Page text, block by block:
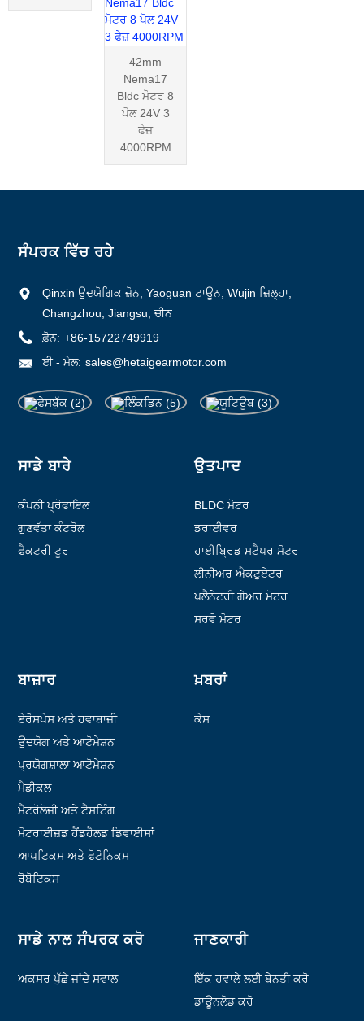
42mm
Nema17
Bldc ਮੋਟਰ 8
ਪੋਲ 24V 3
ਫੇਜ਼
4000RPM
ਸੰਪਰਕ ਵਿੱਚ ਰਹੇ
Qinxin ਉਦਯੋਗਿਕ ਜ਼ੋਨ, Yaoguan ਟਾਊਨ, Wujin ਜ਼ਿਲ੍ਹਾ,
Changzhou, Jiangsu, ਚੀਨ
ਫ਼ੋਨ: +86-15722749919
ਈ - ਮੇਲ: sales@hetaigearmotor.com
ਸਾਡੇ ਬਾਰੇ
ਕੰਪਨੀ ਪ੍ਰੋਫਾਇਲ
ਗੁਣਵੱਤਾ ਕੰਟਰੋਲ
ਫੈਕਟਰੀ ਟੂਰ
ਉਤਪਾਦ
BLDC ਮੋਟਰ
ਡਰਾਈਵਰ
ਹਾਈਬ੍ਰਿਡ ਸਟੈਪਰ ਮੋਟਰ
ਲੀਨੀਅਰ ਐਕਟੁਏਟਰ
ਪਲੈਨੇਟਰੀ ਗੇਅਰ ਮੋਟਰ
ਸਰਵੋ ਮੋਟਰ
ਬਾਜ਼ਾਰ
ਏਰੋਸਪੇਸ ਅਤੇ ਹਵਾਬਾਜ਼ੀ
ਉਦਯੋਗ ਅਤੇ ਆਟੋਮੇਸ਼ਨ
ਪ੍ਰਯੋਗਸ਼ਾਲਾ ਆਟੋਮੇਸ਼ਨ
ਮੈਡੀਕਲ
ਮੈਟਰੋਲੋਜੀ ਅਤੇ ਟੈਸਟਿੰਗ
ਮੋਟਰਾਈਜ਼ਡ ਹੈਂਡਹੈਲਡ ਡਿਵਾਈਸਾਂ
ਆਪਟਿਕਸ ਅਤੇ ਫੋਟੋਨਿਕਸ
ਰੋਬੋਟਿਕਸ
ਖ਼ਬਰਾਂ
ਕੇਸ
ਸਾਡੇ ਨਾਲ ਸੰਪਰਕ ਕਰੋ
ਅਕਸਰ ਪੁੱਛੇ ਜਾਂਦੇ ਸਵਾਲ
ਜਾਣਕਾਰੀ
ਇੱਕ ਹਵਾਲੇ ਲਈ ਬੇਨਤੀ ਕਰੋ
ਡਾਊਨਲੋਡ ਕਰੋ